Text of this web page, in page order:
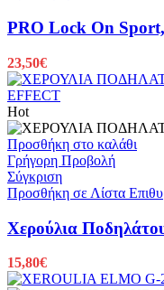
PRO Lock On
23,50€
Hot
Προσθήκη στο καλάθι
Γρήγορη Προβολή
Σύγκριση
Προσθήκη σε Λίστα
Χερούλια
15,80€